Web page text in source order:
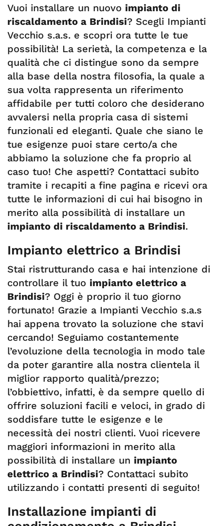
Vuoi installare un nuovo impianto di
riscaldamento a Brindisi? Scegli Impianti
Vecchio s.a.s. e scopri ora tutte le tue
possibilità! La serietà, la competenza e la
qualità che ci distingue sono da sempre
alla base della nostra filosofia, la quale a
sua volta rappresenta un riferimento
affidabile per tutti coloro che desiderano
avvalersi nella propria casa di sistemi
funzionali ed eleganti. Quale che siano le
tue esigenze puoi stare certo/a che
abbiamo la soluzione che fa proprio al
caso tuo! Che aspetti? Contattaci subito
tramite i recapiti a fine pagina e ricevi ora
tutte le informazioni di cui hai bisogno in
merito alla possibilità di installare un
impianto di riscaldamento a Brindisi.
Impianto elettrico a Brindisi
Stai ristrutturando casa e hai intenzione di
controllare il tuo impianto elettrico a
Brindisi? Oggi è proprio il tuo giorno
fortunato! Grazie a Impianti Vecchio s.a.s
hai appena trovato la soluzione che stavi
cercando! Seguiamo costantemente
l’evoluzione della tecnologia in modo tale
da poter garantire alla nostra clientela il
miglior rapporto qualità/prezzo;
l’obbiettivo, infatti, è da sempre quello di
offrire soluzioni facili e veloci, in grado di
soddisfare tutte le esigenze e le
necessità dei nostri clienti. Vuoi ricevere
maggiori informazioni in merito alla
possibilità di installare un impianto
elettrico a Brindisi? Contattaci subito
utilizzando i contatti presenti di seguito!
Installazione impianti di